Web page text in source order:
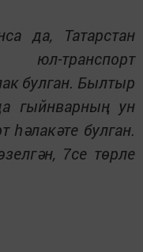
да, Татарстан
транспорт
булган. Былтыр
гыйнварның ун
һәлакәте булган.
7се төрле